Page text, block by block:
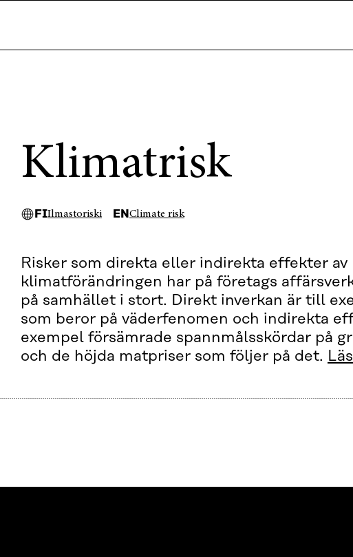
Klimatrisk
FIIlmastoriski EN Climate risk
Risker som direkta eller indirekta effekter av
klimatförändringen har på företags
på samhället i stort. Direkt inverkan är till
som beror på väderfenomen och indirekta
exempel försämrade spannmålsskördar på
och de höjda matpriser som följer på det.